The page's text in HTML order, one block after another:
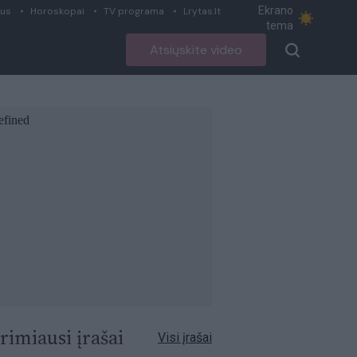
Horoskopai TV programa Lrytas.lt
Ekrano
tema
Atsiųskite video
įrašai Visi įrašai